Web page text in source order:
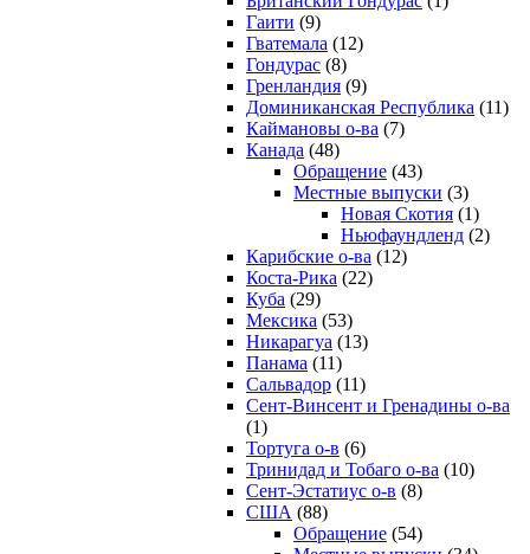
Гаити (9)
Гватемала (12)
Гондурас (8)
Гренландия (9)
Доминиканская Республика (11)
Каймановы о-ва (7)
Канада (48)
Обращение (43)
Местные выпуски (3)
Новая Скотия (1)
Ньюфаундленд (2)
Карибские о-ва (12)
Коста-Рика (22)
Куба (29)
Мексика (53)
Никарагуа (13)
Панама (11)
Сальвадор (11)
Сент-Винсент и Гренадины о-ва
(1)
Тортуга о-в (6)
Тринидад и Тобаго о-ва (10)
Сент-Эстатиус о-в (8)
США (88)
Обращение (54)